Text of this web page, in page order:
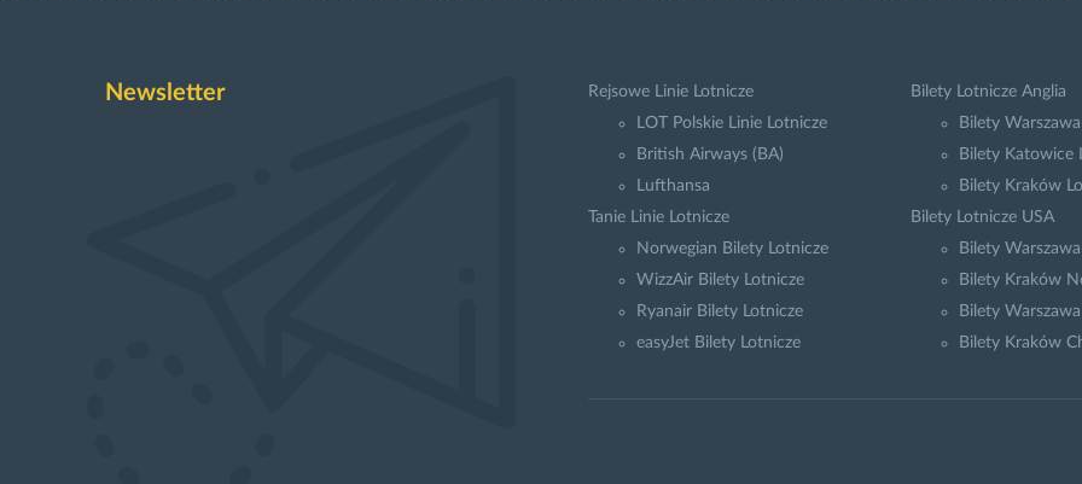
Newsletter
Rejsowe Linie Lotnicze
LOT Polskie Linie Lotnicze
British Airways (BA)
Lufthansa
Tanie Linie Lotnicze
Norwegian Bilety Lotnicze
WizzAir Bilety Lotnicze
Ryanair Bilety Lotnicze
easyJet Bilety Lotnicze
Bilety Lotnicze Anglia
Bilety
Bilety Katowice
Bilety Kraków
Bilety Lotnicze USA
Bilety
Bilety Kraków
Bilety
Bilety Kraków